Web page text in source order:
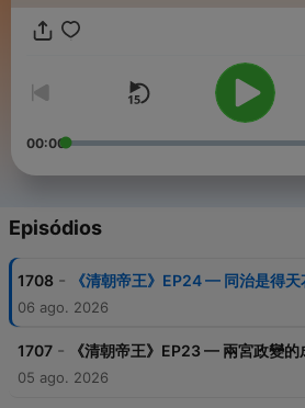
00:00
Episódios
1708 - 《清朝帝王》EP24 — 同治是得天
06 ago. 2026
1707 - 《清朝帝王》EP23 — 兩宮政變的
05 ago. 2026